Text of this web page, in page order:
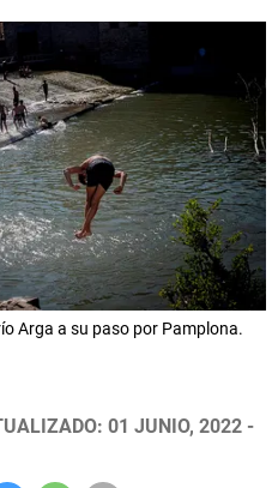
Arga a su paso por Pamplona.
01 JUNIO, 2022 -